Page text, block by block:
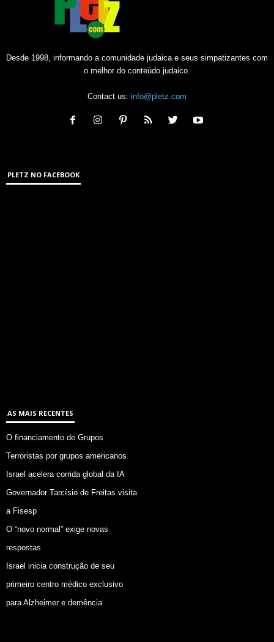
Desde 1998, informando a comunidade judaica e seus simpatizantes com
o melhor do conteúdo judaico.
Contact us: info@pletz.com
PLETZ NO FACEBOOK
AS MAIS RECENTES
O financiamento de Grupos
Terroristas por grupos americanos
Israel acelera corrida global da IA
Governador Tarcísio de Freitas visita
a Fisesp
O “novo normal” exige novas
respostas
Israel inicia construção de seu
primeiro centro médico exclusivo
para Alzheimer e demência